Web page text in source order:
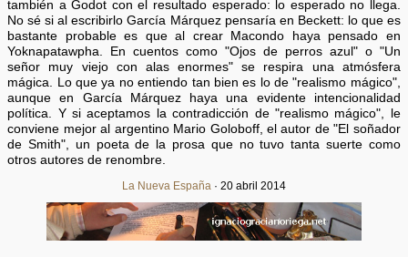
también a Godot con el resultado esperado: lo esperado no llega.
No sé si al escribirlo García Márquez pensaría en Beckett: lo que es
bastante probable es que al crear Macondo haya pensado en
Yoknapatawpha. En cuentos como "Ojos de perros azul" o "Un
señor muy viejo con alas enormes" se respira una atmósfera
mágica. Lo que ya no entiendo tan bien es lo de "realismo mágico",
aunque en García Márquez haya una evidente intencionalidad
política. Y si aceptamos la contradicción de "realismo mágico", le
conviene mejor al argentino Mario Goloboff, el autor de "El soñador
de Smith", un poeta de la prosa que no tuvo tanta suerte como
otros autores de renombre.
La Nueva España · 20 abril 2014